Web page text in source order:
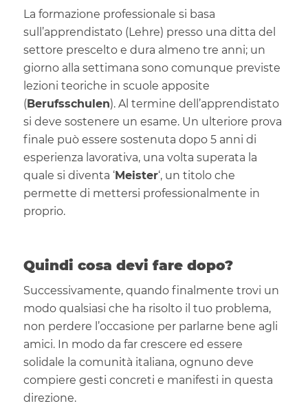
La formazione professionale si basa
sull’apprendistato (Lehre) presso una ditta del
settore prescelto e dura almeno tre anni; un
giorno alla settimana sono comunque previste
lezioni teoriche in scuole apposite
(Berufsschulen). Al termine dell’apprendistato
si deve sostenere un esame. Un ulteriore prova
finale può essere sostenuta dopo 5 anni di
esperienza lavorativa, una volta superata la
quale si diventa ‘Meister‘, un titolo che
permette di mettersi professionalmente in
proprio.
Quindi cosa devi fare dopo?
Successivamente, quando finalmente trovi un
modo qualsiasi che ha risolto il tuo problema,
non perdere l’occasione per parlarne bene agli
amici. In modo da far crescere ed essere
solidale la comunità italiana, ognuno deve
compiere gesti concreti e manifesti in questa
direzione.